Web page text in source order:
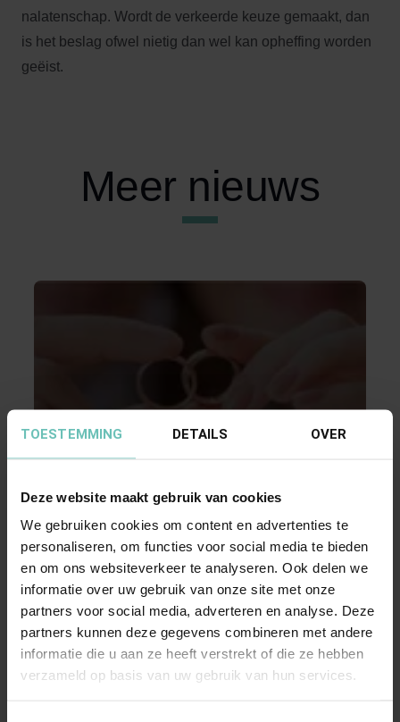
TOESTEMMING DETAILS OVER
Deze website maakt gebruik van cookies
We gebruiken cookies om content en advertenties te
personaliseren, om functies voor social media te bieden
en om ons websiteverkeer te analyseren. Ook delen we
informatie over uw gebruik van onze site met onze
partners voor social media, adverteren en analyse. Deze
partners kunnen deze gegevens combineren met andere
informatie die u aan ze heeft verstrekt of die ze hebben
verzameld op basis van uw gebruik van hun services.
nalatenschap. Wordt de verkeerde keuze gemaakt, dan
is het beslag ofwel nietig dan wel kan opheffing worden
geëist.
Meer nieuws
15 MEI 2010
Afstand van de huwelijksgemeenschap bij
Wanneer de man en de vrouw in gemeenschap
van goederen gehuwd zijn en een van beiden
gaat failliet, ...
Publicaties Familie- & Erfrecht